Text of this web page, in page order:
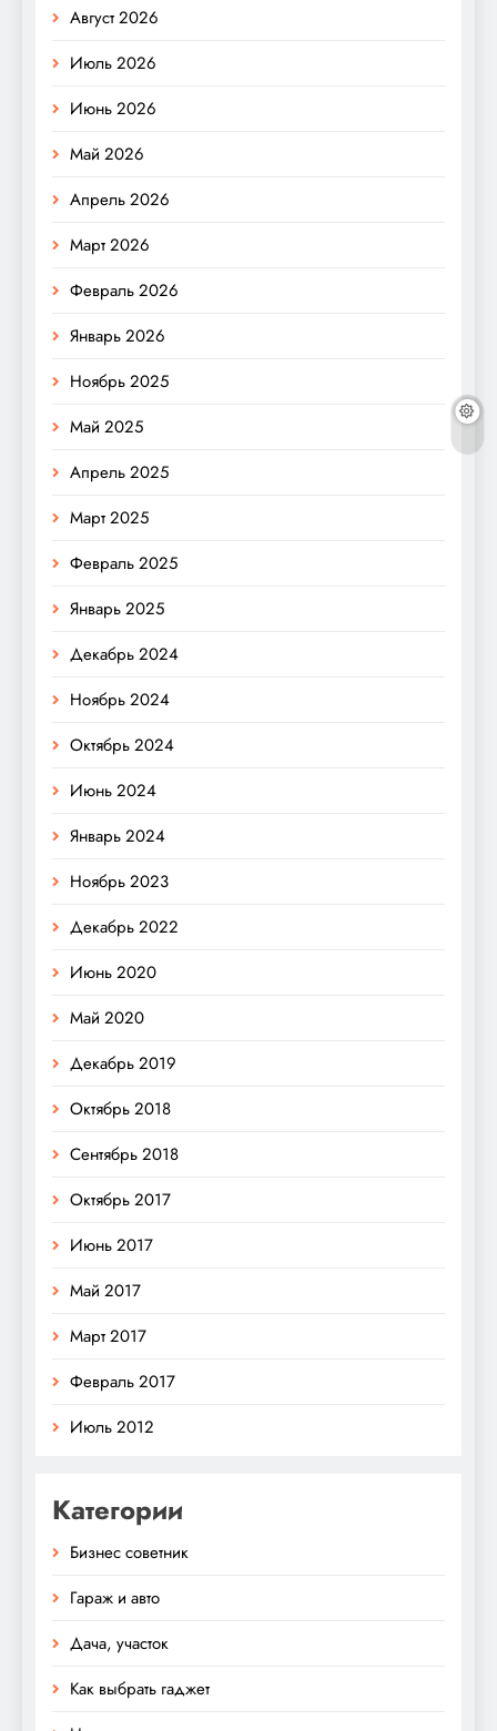
Август 2026
Июль 2026
Июнь 2026
Май 2026
Апрель 2026
Март 2026
Февраль 2026
Январь 2026
Ноябрь 2025
Май 2025
Апрель 2025
Март 2025
Февраль 2025
Январь 2025
Декабрь 2024
Ноябрь 2024
Октябрь 2024
Июнь 2024
Январь 2024
Ноябрь 2023
Декабрь 2022
Июнь 2020
Май 2020
Декабрь 2019
Октябрь 2018
Сентябрь 2018
Октябрь 2017
Июнь 2017
Май 2017
Март 2017
Февраль 2017
Июль 2012
Категории
Бизнес советник
Гараж и авто
Дача, участок
Как выбрать гаджет